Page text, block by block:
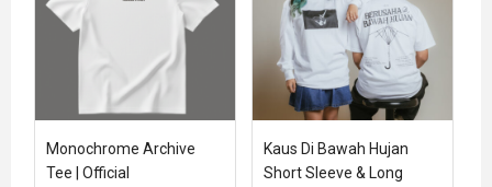
Monochrome Archive
Tee | Official
Kaus Di Bawah Hujan
Short Sleeve & Long